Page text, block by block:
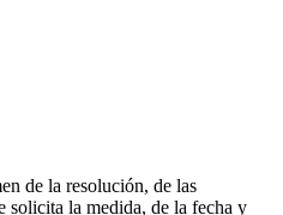
de la resolución, de las
solicita la medida, de la fecha y